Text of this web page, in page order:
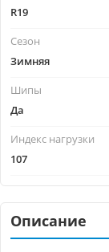
R19
Сезон
Зимняя
Шипы
Да
Индекс нагрузки
107
Описание